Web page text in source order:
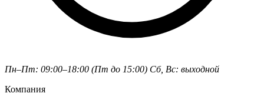
Пн–Пт: 09:00–18:00 (Пт до 15:00) Сб, Вс: выходной
Компания